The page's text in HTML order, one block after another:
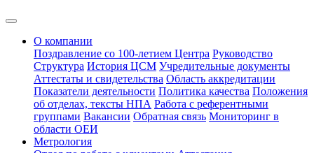
О компании
Поздравление со 100-летием Центра Руководство
Структура История ЦСМ Учредительные документы
Аттестаты и свидетельства Область аккредитации
Показатели деятельности Политика качества Положения
об отделах, тексты НПА Работа с референтными
группами Вакансии Обратная связь Мониторинг в
области ОЕИ
Метрология